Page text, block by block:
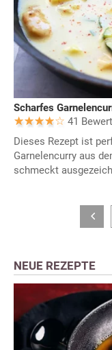
Scharfes
41
Dieses Rezept ist
Garnelencurry aus
schmeckt
NEUE REZEPTE